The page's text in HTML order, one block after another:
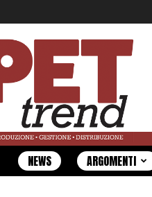
NEWS ARGOMENTI